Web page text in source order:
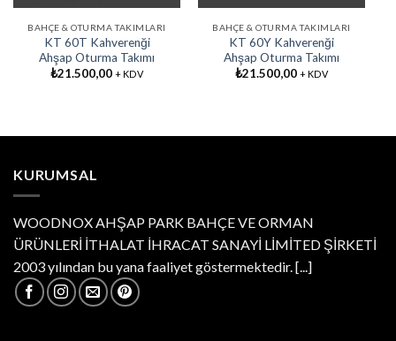
BAHÇE & OTURMA TAKIMLARI
KT 60T Kahverenği
Ahşap Oturma Takımı
₺21.500,00 + KDV
BAHÇE & OTURMA TAKIMLARI
KT 60Y Kahverenği
Ahşap Oturma Takımı
₺21.500,00 + KDV
KURUMSAL
WOODNOX AHŞAP PARK BAHÇE VE ORMAN
ÜRÜNLERİ İTHALAT İHRACAT SANAYİ LİMİTED ŞİRKETİ
2003 yılından bu yana faaliyet göstermektedir.[...]